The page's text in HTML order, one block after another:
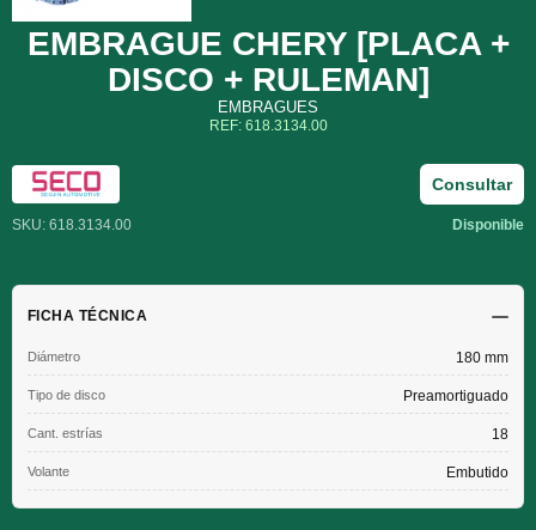
EMBRAGUE CHERY [PLACA +
DISCO + RULEMAN]
EMBRAGUES
REF: 618.3134.00
SKU: 618.3134.00 Disponible
Consultar
FICHA TÉCNICA
Diámetro 180 mm
Tipo de disco Preamortiguado
Cant. estrías 18
Volante Embutido